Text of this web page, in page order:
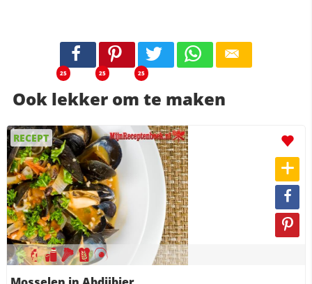
25 25 25
Ook lekker om te maken
RECEPT